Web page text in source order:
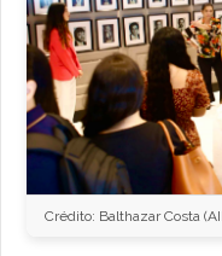
Crédito: Balthazar Costa